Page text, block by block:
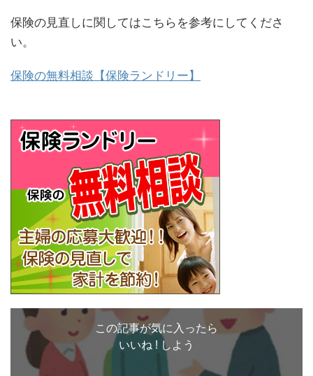
保険の見直しに関してはこちらを参考にしてくださ
い。
保険の無料相談【保険ランドリー】
この記事が気に入ったら
いいね ! しよう